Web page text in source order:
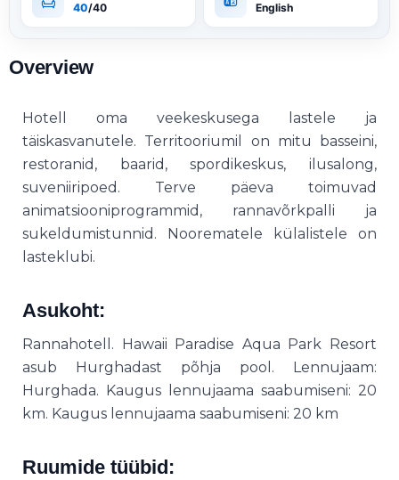
40/40 English
Overview
Hotell oma veekeskusega lastele ja
täiskasvanutele. Territooriumil on mitu basseini,
restoranid, baarid, spordikeskus, ilusalong,
suveniiripoed. Terve päeva toimuvad
animatsiooniprogrammid, rannavõrkpalli ja
sukeldumistunnid. Noorematele külalistele on
lasteklubi.
Asukoht:
Rannahotell. Hawaii Paradise Aqua Park Resort
asub Hurghadast põhja pool. Lennujaam:
Hurghada. Kaugus lennujaama saabumiseni: 20
km. Kaugus lennujaama saabumiseni: 20 km
Ruumide tüübid: